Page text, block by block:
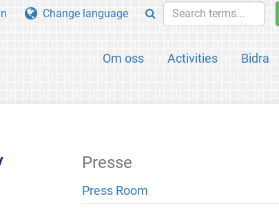
Om oss Activities Bidra
Change language
Presse
Press Room